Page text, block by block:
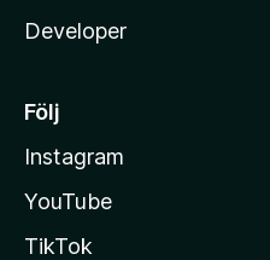
Developer
Följ
Instagram
YouTube
TikTok